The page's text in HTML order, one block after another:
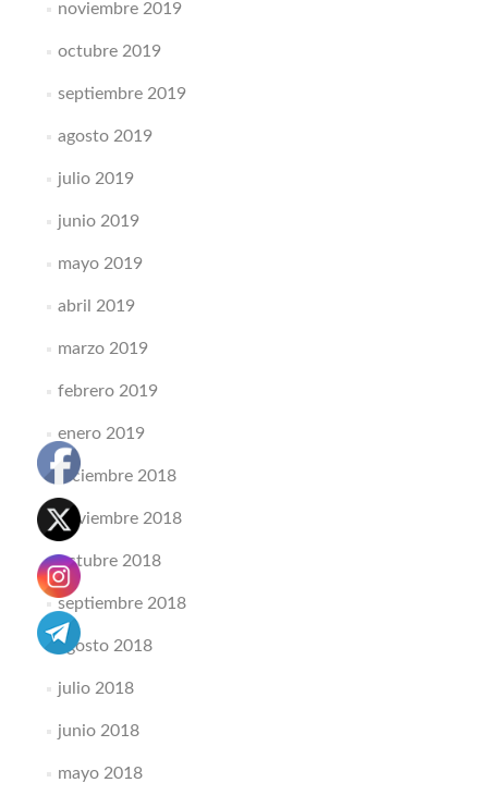
noviembre 2019
octubre 2019
septiembre 2019
agosto 2019
julio 2019
junio 2019
mayo 2019
abril 2019
marzo 2019
febrero 2019
enero 2019
diciembre 2018
noviembre 2018
octubre 2018
septiembre 2018
agosto 2018
julio 2018
junio 2018
mayo 2018